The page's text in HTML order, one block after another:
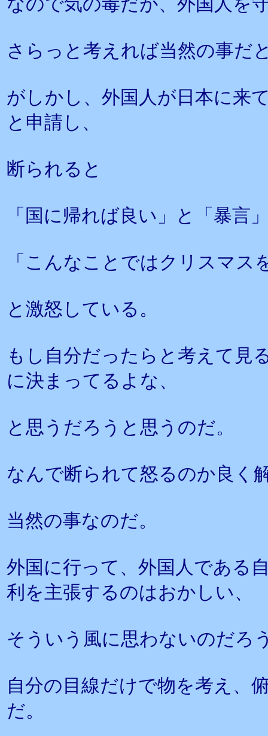
さらっと考えれば当然の事だ
がしかし、外国人が日本に来
と申請し、
断られると
「国に帰れば良い」と「暴言
「こんなことではクリスマ
と激怒している。
もし自分だったらと考えて見
に決まってるよな、
と思うだろうと思うのだ。
なんで断られて怒るのか良く
当然の事なのだ。
外国に行って、外国人である
利を主張するのはおかしい、
そういう風に思わないのだろ
自分の目線だけで物を考え、
だ。